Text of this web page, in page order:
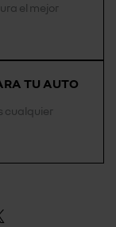
el mejor
TU AUTO
cualquier